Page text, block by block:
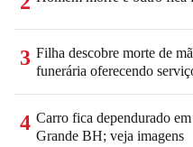
3 Filha descobre morte de
funerária oferecendo
4 Carro fica dependurado
Grande BH; veja imagens